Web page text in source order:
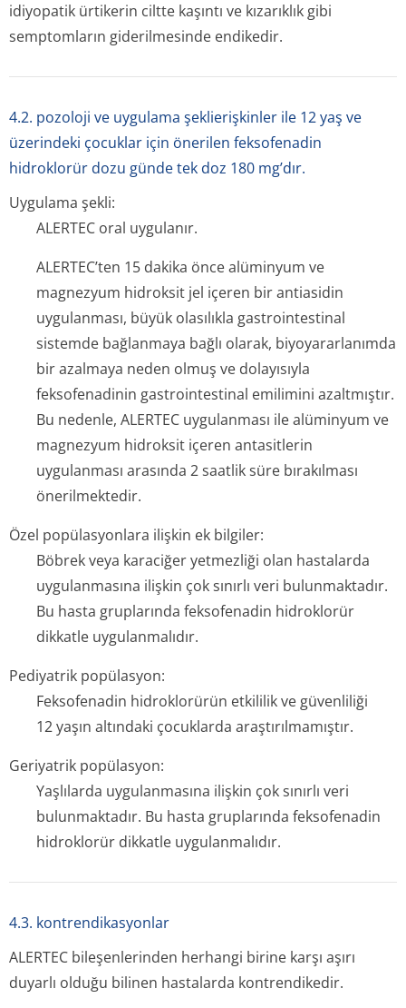
idiyopatik ürtikerin ciltte kaşıntı ve kızarıklık gibi
semptomların giderilmesinde endikedir.
4.2. pozoloji ve uygulama şeklierişkinler ile 12 yaş ve
üzerindeki çocuklar için önerilen feksofenadin
hidroklorür dozu günde tek doz 180 mg’dır.
Uygulama şekli:
ALERTEC oral uygulanır.
ALERTEC’ten 15 dakika önce alüminyum ve
magnezyum hidroksit jel içeren bir antiasidin
uygulanması, büyük olasılıkla gastrointestinal
sistemde bağlanmaya bağlı olarak, biyoyararlanımda
bir azalmaya neden olmuş ve dolayısıyla
feksofenadinin gastrointestinal emilimini azaltmıştır.
Bu nedenle, ALERTEC uygulanması ile alüminyum ve
magnezyum hidroksit içeren antasitlerin
uygulanması arasında 2 saatlik süre bırakılması
önerilmektedir.
Özel popülasyonlara ilişkin ek bilgiler:
Böbrek veya karaciğer yetmezliği olan hastalarda
uygulanmasına ilişkin çok sınırlı veri bulunmaktadır.
Bu hasta gruplarında feksofenadin hidroklorür
dikkatle uygulanmalıdır.
Pediyatrik popülasyon:
Feksofenadin hidroklorürün etkililik ve güvenliliği
12 yaşın altındaki çocuklarda araştırılmamıştır.
Geriyatrik popülasyon:
Yaşlılarda uygulanmasına ilişkin çok sınırlı veri
bulunmaktadır. Bu hasta gruplarında feksofenadin
hidroklorür dikkatle uygulanmalıdır.
4.3. kontrendikasyonlar
ALERTEC bileşenlerinden herhangi birine karşı aşırı
duyarlı olduğu bilinen hastalarda kontrendikedir.